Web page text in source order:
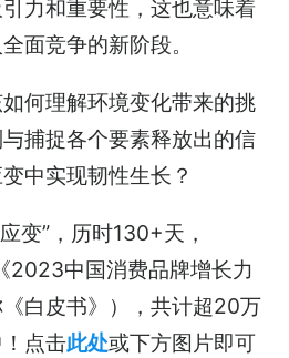
力和重要性，这也意味着
面竞争的新阶段。
何理解环境变化带来的挑
捕捉各个要素释放出的信
中实现韧性生长？
变”，历时130+天，
2023中国消费品牌增长力
白皮书》），共计超20万
点击此处或下方图片即可